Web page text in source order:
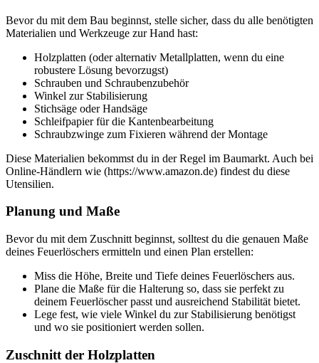
Bevor du mit dem Bau beginnst, stelle sicher, dass du alle benötigten
Materialien und Werkzeuge zur Hand hast:
Holzplatten (oder alternativ Metallplatten, wenn du eine
robustere Lösung bevorzugst)
Schrauben und Schraubenzubehör
Winkel zur Stabilisierung
Stichsäge oder Handsäge
Schleifpapier für die Kantenbearbeitung
Schraubzwinge zum Fixieren während der Montage
Diese Materialien bekommst du in der Regel im Baumarkt. Auch bei
Online-Händlern wie (https://www.amazon.de) findest du diese
Utensilien.
Planung und Maße
Bevor du mit dem Zuschnitt beginnst, solltest du die genauen Maße
deines Feuerlöschers ermitteln und einen Plan erstellen:
Miss die Höhe, Breite und Tiefe deines Feuerlöschers aus.
Plane die Maße für die Halterung so, dass sie perfekt zu
deinem Feuerlöscher passt und ausreichend Stabilität bietet.
Lege fest, wie viele Winkel du zur Stabilisierung benötigst
und wo sie positioniert werden sollen.
Zuschnitt der Holzplatten